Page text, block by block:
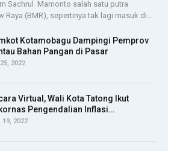
Sachrul Mamonto salah satu putra
(BMR), sepertinya tak lagi masuk di…
Kotamobagu Dampingi Pemprov
Bahan Pangan di Pasar
2022
Virtual, Wali Kota Tatong Ikut
Pengendalian Inflasi…
19, 2022